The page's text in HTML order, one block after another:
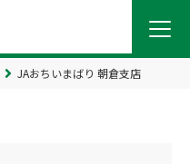
JAおちいまばり 朝倉支店